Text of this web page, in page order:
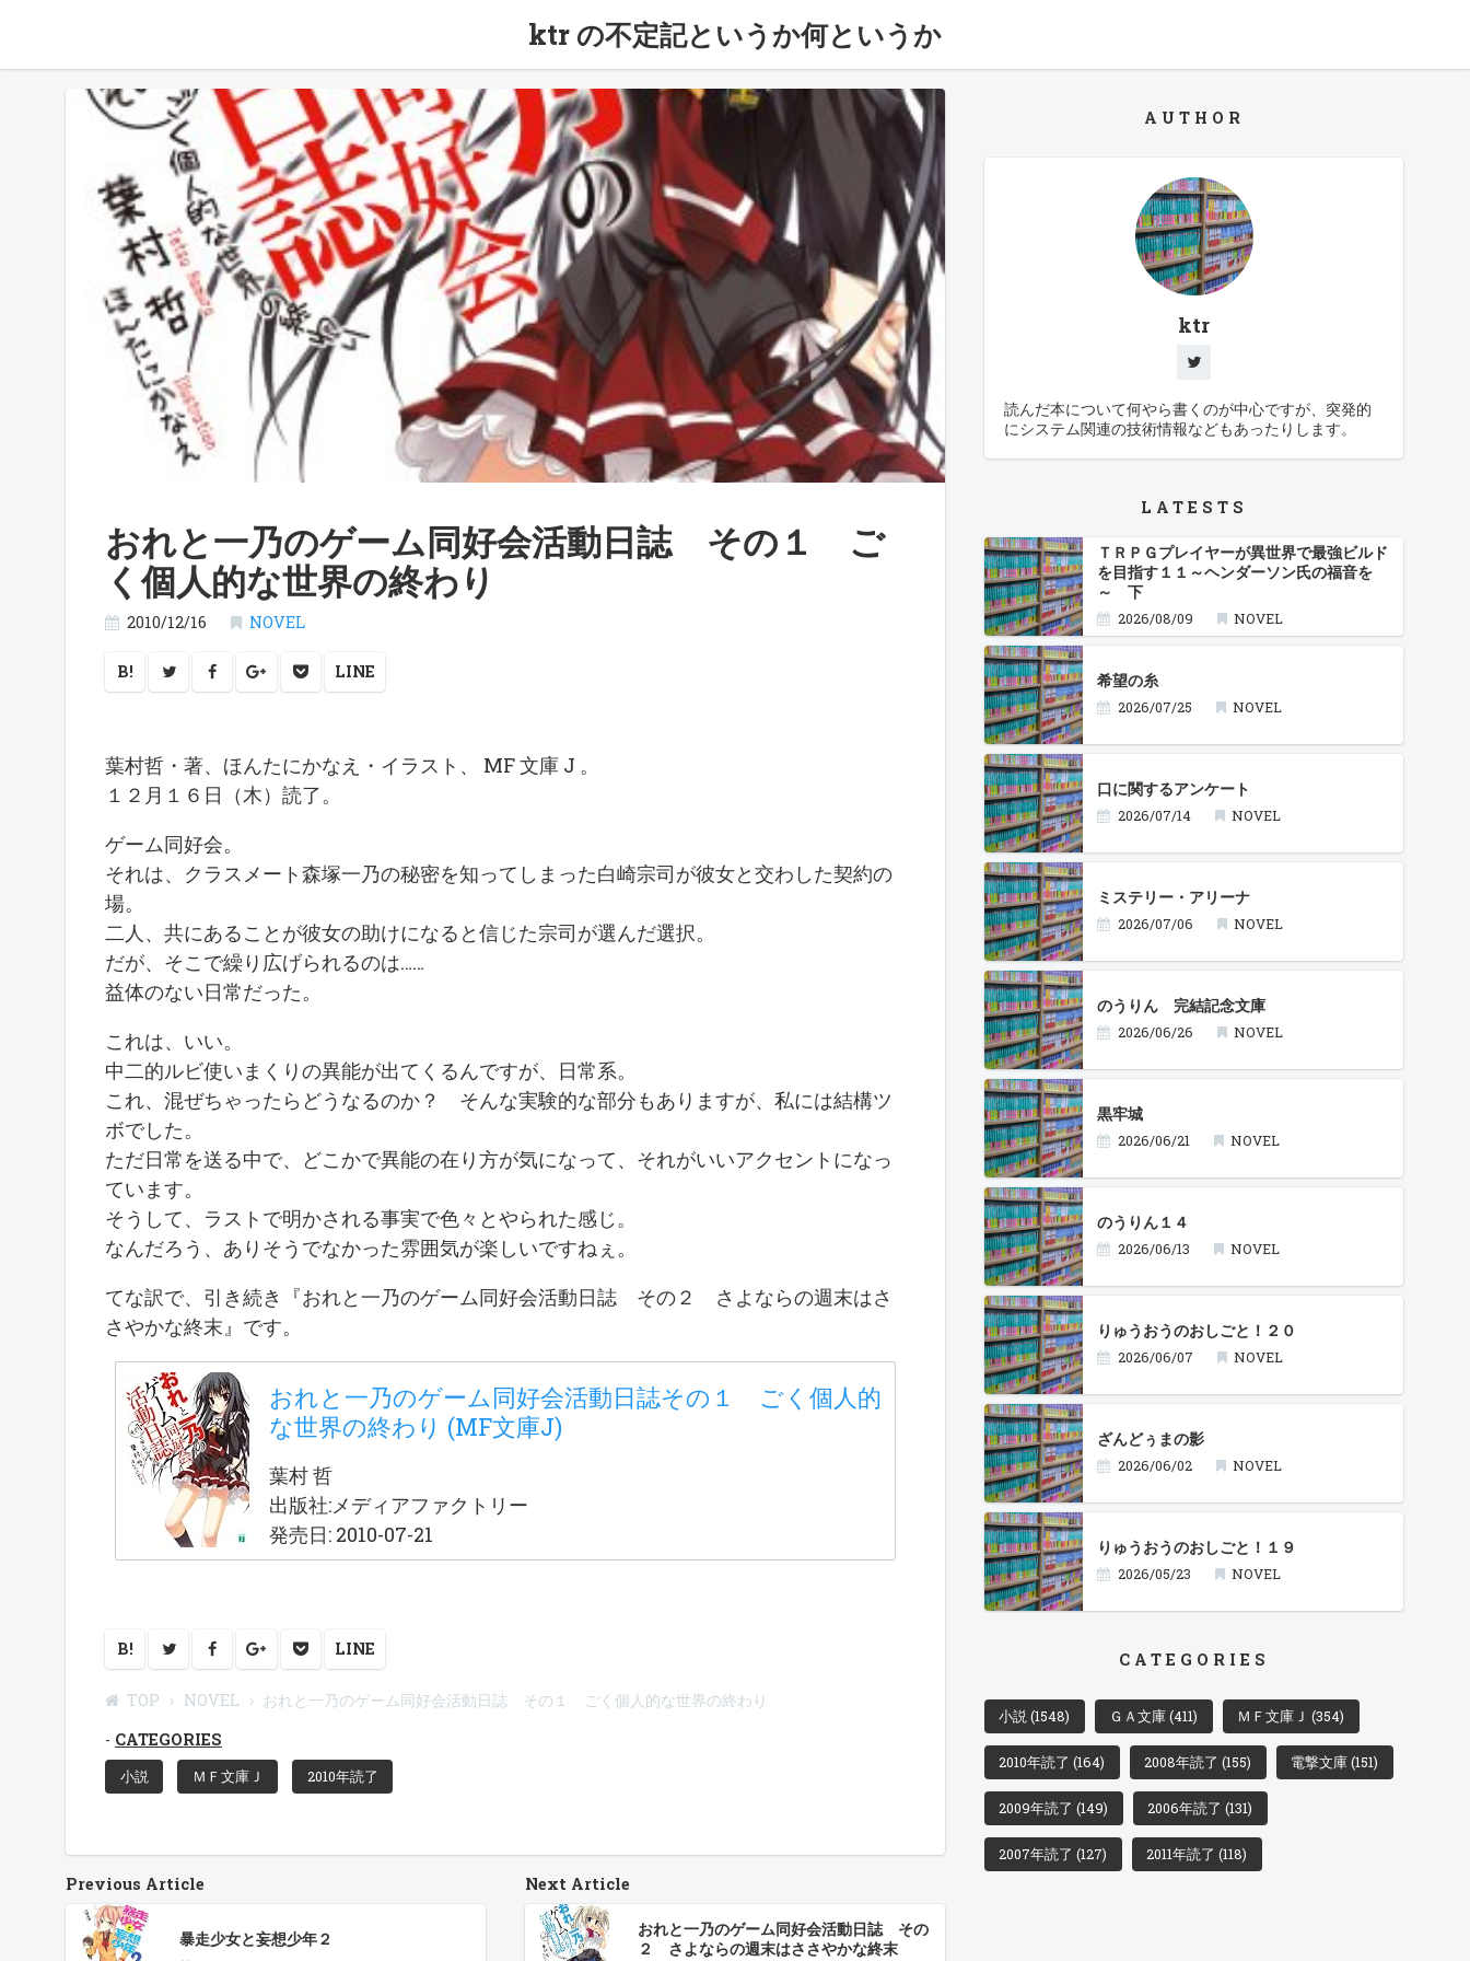
ktr の不定記というか何というか
おれと一乃のゲーム同好会活動日誌 その１ ご
く個人的な世界の終わり
2010/12/16 NOVEL
B! LINE
葉村哲・著、ほんたにかなえ・イラスト、 MF 文庫 J 。
１２月１６日（木）読了。
ゲーム同好会。
それは、クラスメート森塚一乃の秘密を知ってしまった白崎宗司が彼女と交わした契約の
場。
二人、共にあることが彼女の助けになると信じた宗司が選んだ選択。
だが、そこで繰り広げられるのは……
益体のない日常だった。
これは、いい。
中二的ルビ使いまくりの異能が出てくるんですが、日常系。
これ、混ぜちゃったらどうなるのか？ そんな実験的な部分もありますが、私には結構ツ
ボでした。
ただ日常を送る中で、どこかで異能の在り方が気になって、それがいいアクセントになっ
ています。
そうして、ラストで明かされる事実で色々とやられた感じ。
なんだろう、ありそうでなかった雰囲気が楽しいですねぇ。
てな訳で、引き続き『おれと一乃のゲーム同好会活動日誌 その２ さよならの週末はさ
さやかな終末』です。
おれと一乃のゲーム同好会活動日誌その１ ごく個人的
な世界の終わり (MF文庫J)
葉村 哲
出版社:メディアファクトリー
発売日: 2010-07-21
B! LINE
TOP NOVEL
おれと一乃のゲーム同好会活動日誌 その１ ごく個人的な世界の終わり
CATEGORIES
小説 ＭＦ文庫Ｊ 2010年読了
Previous Article
暴走少女と妄想少年２
Next Article
おれと一乃のゲーム同好会活動日誌 その
２ さよならの週末はささやかな終末
AUTHOR
ktr
読んだ本について何やら書くのが中心ですが、突発的
にシステム関連の技術情報などもあったりします。
LATESTS
ＴＲＰＧプレイヤーが異世界で最強ビルド
を目指す１１～ヘンダーソン氏の福音を
～ 下
2026/08/09 NOVEL
希望の糸
2026/07/25 NOVEL
口に関するアンケート
2026/07/14 NOVEL
ミステリー・アリーナ
2026/07/06 NOVEL
のうりん 完結記念文庫
2026/06/26 NOVEL
黒牢城
2026/06/21 NOVEL
のうりん１４
2026/06/13 NOVEL
りゅうおうのおしごと！２０
2026/06/07 NOVEL
ざんどぅまの影
2026/06/02 NOVEL
りゅうおうのおしごと！１９
2026/05/23 NOVEL
CATEGORIES
小説(1548) ＧＡ文庫(411) ＭＦ文庫Ｊ(354)
2010年読了(164) 2008年読了(155) 電撃文庫(151)
2009年読了(149) 2006年読了(131)
2007年読了(127) 2011年読了(118)